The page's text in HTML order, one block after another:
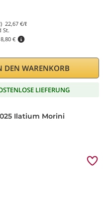
22,67 €/ℓ
St.
€
DEN WARENKORB
LIEFERUNG
Ilatium Morini